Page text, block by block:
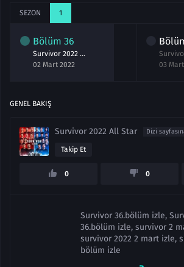
SEZON 1
Bölüm 36
Survivor 2022 All Star 36.Bölüm izle 2 Mart
02 Mart 2022
03
GENEL BAKIŞ
Survivor 2022 All Star Dizi
Takip Et
0 0
Survivor 36.bölüm izle,
36.bölüm izle, survivor 2
survivor 2022 2 mart izle,
bölüm izle